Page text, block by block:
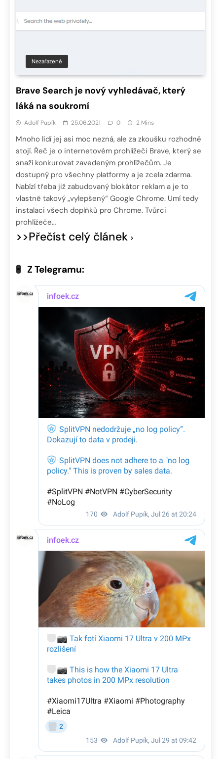
Nezařazené
Brave Search je nový vyhledávač, který
láká na soukromí
Adolf Pupík 25.06.2021 0 2 Mins
Mnoho lidí jej asi moc nezná, ale za zkoušku rozhodně
stojí. Řeč je o internetovém prohlížeči Brave, který se
snaží konkurovat zavedeným prohlížečům. Je
dostupný pro všechny platformy a je zcela zdarma.
Nabízí třeba již zabudovaný blokátor reklam a je to
vlastně takový „vylepšený“ Google Chrome. Umí tedy
instalaci všech doplňků pro Chrome. Tvůrci
prohlížeče…
>>Přečíst celý článek
Z Telegramu: